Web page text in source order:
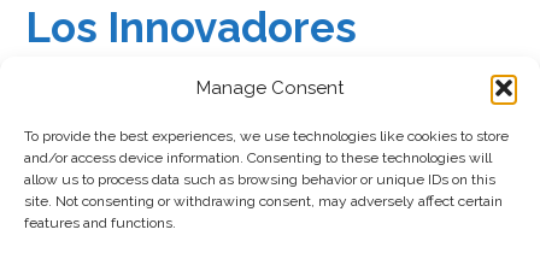
Manage Consent
To provide the best experiences, we use technologies like cookies to store
and/or access device information. Consenting to these technologies will
allow us to process data such as browsing behavior or unique IDs on this
site. Not consenting or withdrawing consent, may adversely affect certain
features and functions.
Los Innovadores
(Resumen)